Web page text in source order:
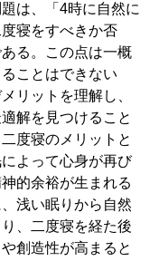
は、「4時に自然に
寝をすべきか否
る。この点は一概
ことはできない
リットを理解し、
解を見つけること
度寝のメリットと
よって心身が再び
的余裕が生まれる
浅い眠りから自然
、二度寝を経た後
創造性が高まると